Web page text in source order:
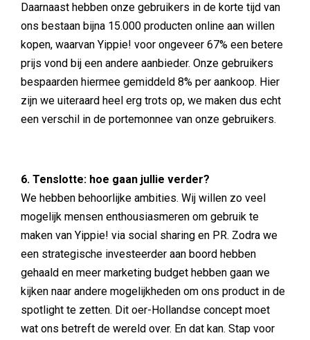
Daarnaast hebben onze gebruikers in de korte tijd van
ons bestaan bijna 15.000 producten online aan willen
kopen, waarvan Yippie! voor ongeveer 67% een betere
prijs vond bij een andere aanbieder. Onze gebruikers
bespaarden hiermee gemiddeld 8% per aankoop. Hier
zijn we uiteraard heel erg trots op, we maken dus echt
een verschil in de portemonnee van onze gebruikers.
6. Tenslotte: hoe gaan jullie verder?
We hebben behoorlijke ambities. Wij willen zo veel
mogelijk mensen enthousiasmeren om gebruik te
maken van Yippie! via social sharing en PR. Zodra we
een strategische investeerder aan boord hebben
gehaald en meer marketing budget hebben gaan we
kijken naar andere mogelijkheden om ons product in de
spotlight te zetten. Dit oer-Hollandse concept moet
wat ons betreft de wereld over. En dat kan. Stap voor